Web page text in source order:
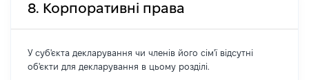
8. Корпоративні права
У суб'єкта декларування чи членів його сім'ї відсутні
об'єкти для декларування в цьому розділі.